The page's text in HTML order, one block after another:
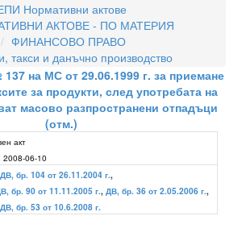
Нормативни актове
АКТОВЕ - ПО МАТЕРИЯ
ФИНАНСОВО ПРАВО
такси и данъчно производство
на МС от 29.06.1999 г. за приемане
за продукти, след употребата на
масово разпространени отпадъци
(отм.)
акт
2008-06-10
ДВ, бр. 104 от 26.11.2004 г.,
бр. 90 от 11.11.2005 г., ДВ, бр. 36 от 2.05.2006 г.,
ДВ, бр. 53 от 10.6.2008 г.